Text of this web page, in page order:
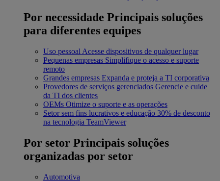
Por necessidade Principais soluções
para diferentes equipes
Uso pessoal Acesse dispositivos de qualquer lugar
Pequenas empresas Simplifique o acesso e suporte
remoto
Grandes empresas Expanda e proteja a TI corporativa
Provedores de serviços gerenciados Gerencie e cuide
da TI dos clientes
OEMs Otimize o suporte e as operações
Setor sem fins lucrativos e educação 30% de desconto
na tecnologia TeamViewer
Por setor Principais soluções
organizadas por setor
Automotiva